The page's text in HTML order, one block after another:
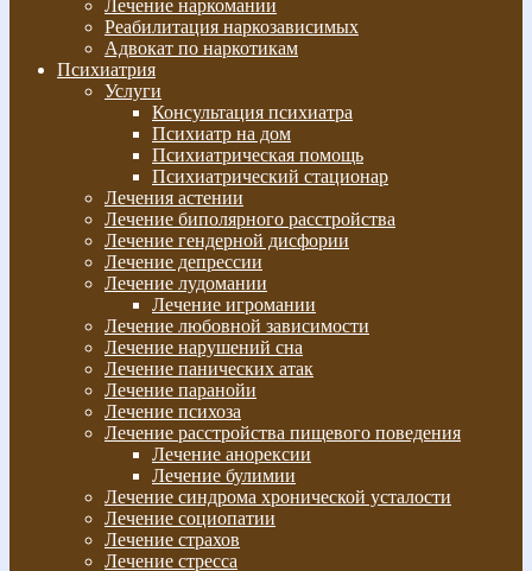
Лечение наркомании
Реабилитация наркозависимых
Адвокат по наркотикам
Психиатрия
Услуги
Консультация психиатра
Психиатр на дом
Психиатрическая помощь
Психиатрический стационар
Лечения астении
Лечение биполярного расстройства
Лечение гендерной дисфории
Лечение депрессии
Лечение лудомании
Лечение игромании
Лечение любовной зависимости
Лечение нарушений сна
Лечение панических атак
Лечение паранойи
Лечение психоза
Лечение расстройства пищевого поведения
Лечение анорексии
Лечение булимии
Лечение синдрома хронической усталости
Лечение социопатии
Лечение страхов
Лечение стресса